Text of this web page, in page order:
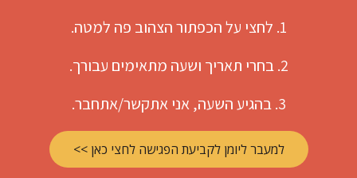
1. לחצי על הכפתור הצהוב פה למטה.
2. בחרי תאריך ושעה מתאימים עבורך.
3. בהגיע השעה, אני אתקשר/אתחבר.
למעבר ליומן לקביעת הפגישה לחצי כאן >>